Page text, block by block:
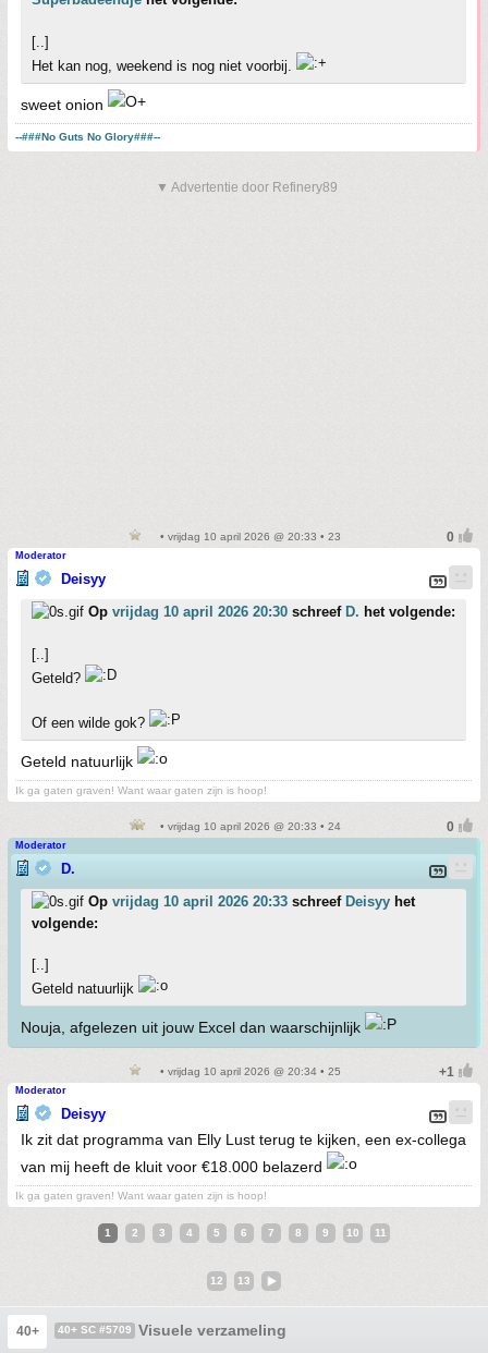
[..]
Het kan nog, weekend is nog niet voorbij.
sweet onion
--###No Guts No Glory###--
▼ Advertentie door Refinery89
• vrijdag 10 april 2026 @ 20:33 • 23
Moderator
Deisyy
Op vrijdag 10 april 2026 20:30 schreef D. het volgende:
[..]
Geteld?
Of een wilde gok?
Geteld natuurlijk
Ik ga gaten graven! Want waar gaten zijn is hoop!
• vrijdag 10 april 2026 @ 20:33 • 24
Moderator
D.
Op vrijdag 10 april 2026 20:33 schreef Deisyy het
volgende:
[..]
Geteld natuurlijk
Nouja, afgelezen uit jouw Excel dan waarschijnlijk
• vrijdag 10 april 2026 @ 20:34 • 25
Moderator
Deisyy
Ik zit dat programma van Elly Lust terug te kijken, een ex-collega
van mij heeft de kluit voor €18.000 belazerd
Ik ga gaten graven! Want waar gaten zijn is hoop!
1 2 3 4 5 6 7 8 9 10 11
12 13
40+ 40+ SC #5709 Visuele verzameling